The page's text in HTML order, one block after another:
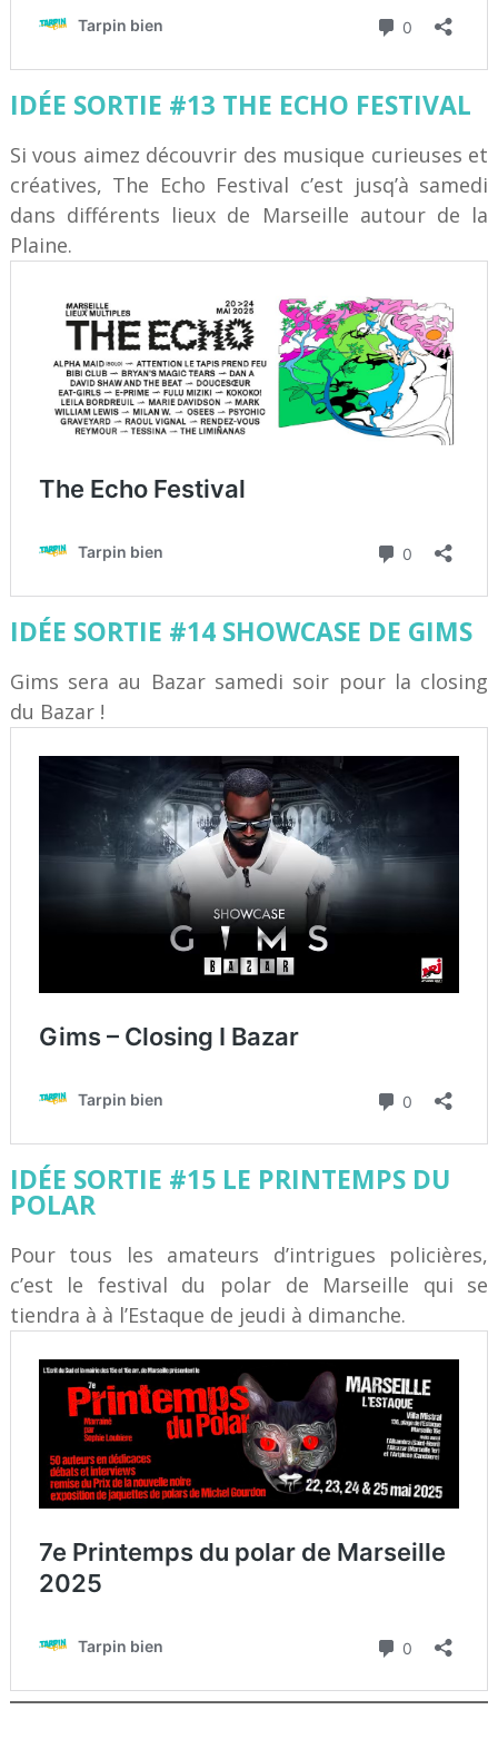
IDÉE SORTIE #13 THE ECHO FESTIVAL
Si vous aimez découvrir des musique curieuses et
créatives, The Echo Festival c’est jusq’à samedi
dans différents lieux de Marseille autour de la
Plaine.
IDÉE SORTIE #14 SHOWCASE DE GIMS
Gims sera au Bazar samedi soir pour la closing
du Bazar !
IDÉE SORTIE #15 LE PRINTEMPS DU
POLAR
Pour tous les amateurs d’intrigues policières,
c’est le festival du polar de Marseille qui se
tiendra à à l’Estaque de jeudi à dimanche.